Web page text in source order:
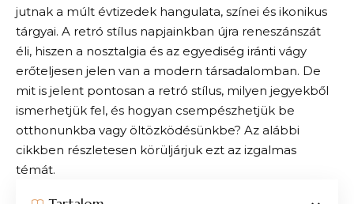
jutnak a múlt évtizedek hangulata, színei és ikonikus
tárgyai. A retró stílus napjainkban újra reneszánszát
éli, hiszen a nosztalgia és az egyediség iránti vágy
erőteljesen jelen van a modern társadalomban. De
mit is jelent pontosan a retró stílus, milyen jegyekből
ismerhetjük fel, és hogyan csempészhetjük be
otthonunkba vagy öltözködésünkbe? Az alábbi
cikkben részletesen körüljárjuk ezt az izgalmas
témát.